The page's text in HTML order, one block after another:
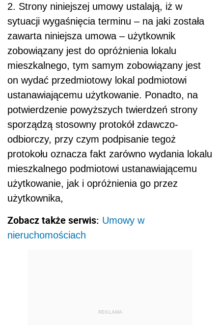
2. Strony niniejszej umowy ustalają, iż w
sytuacji wygaśnięcia terminu – na jaki została
zawarta niniejsza umowa – użytkownik
zobowiązany jest do opróżnienia lokalu
mieszkalnego, tym samym zobowiązany jest
on wydać przedmiotowy lokal podmiotowi
ustanawiającemu użytkowanie. Ponadto, na
potwierdzenie powyższych twierdzeń strony
sporządzą stosowny protokół zdawczo-
odbiorczy, przy czym podpisanie tegoż
protokołu oznacza fakt zarówno wydania lokalu
mieszkalnego podmiotowi ustanawiającemu
użytkowanie, jak i opróżnienia go przez
użytkownika,
Zobacz także serwis: Umowy w
nieruchomościach
REKLAMA